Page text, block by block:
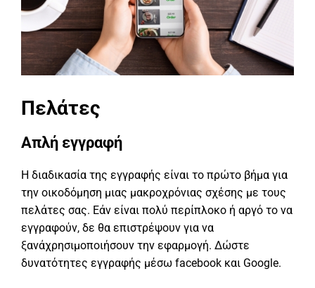
Πελάτες
Απλή εγγραφή
Η διαδικασία της εγγραφής είναι το πρώτο βήμα για
την οικοδόμηση μιας μακροχρόνιας σχέσης με τους
πελάτες σας. Εάν είναι πολύ περίπλοκο ή αργό το να
εγγραφούν, δε θα επιστρέψουν για να
ξανάχρησιμοποιήσουν την εφαρμογή. Δώστε
δυνατότητες εγγραφής μέσω facebook και Google.